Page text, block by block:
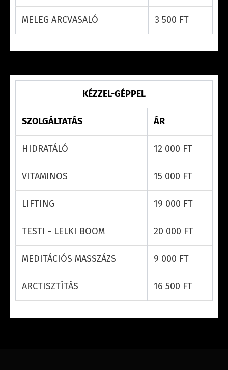
MELEG ARCVASALÓ 3 500 FT
KÉZZEL-GÉPPEL
SZOLGÁLTATÁS ÁR
HIDRATÁLÓ 12 000 FT
VITAMINOS 15 000 FT
LIFTING 19 000 FT
TESTI - LELKI BOOM 20 000 FT
MEDITÁCIÓS MASSZÁZS 9 000 FT
ARCTISZTÍTÁS 16 500 FT